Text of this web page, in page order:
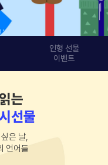
인형 선물
이벤트
는
선물
은 날,
언어들